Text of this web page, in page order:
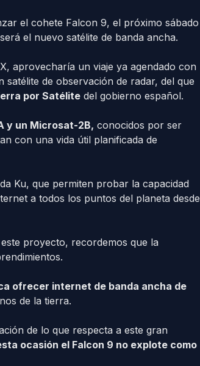
el cohete Falcon 9, el próximo sábado
el nuevo satélite de banda ancha.
aprovecharía un viaje ya agendado con
de observación de radar, del que
por Satélitedel gobierno español.
y un Microsat-2B, conocidos por ser
con una vida útil planificada de
Ku, que permiten probar la capacidad
a todos los puntos del planeta desde
proyecto, recordemos que la
ofrecer internet de banda ancha de
de la tierra.
de lo que respecta a este gran
ocasión el Falcon 9 no explote como